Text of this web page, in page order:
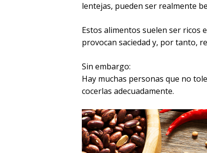
lentejas, pueden ser realmente
Estos alimentos suelen ser ricos
provocan saciedad y, por tanto,
Sin embargo:
Hay muchas personas que no
cocerlas adecuadamente.